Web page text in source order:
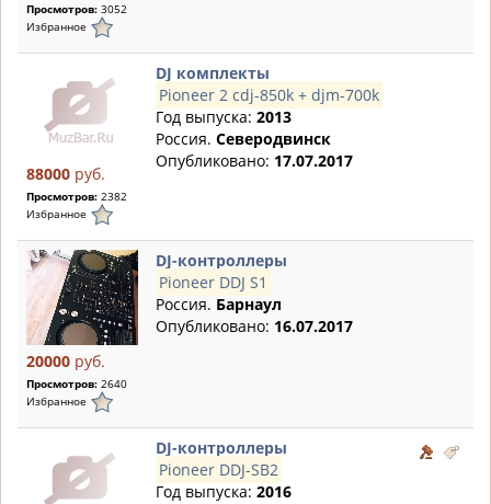
Просмотров: 3052
Избранное
88000 руб.
Просмотров: 2382
Избранное
DJ комплекты
Pioneer 2 cdj-850k + djm-700k
Год выпуска: 2013
Россия. Северодвинск
Опубликовано: 17.07.2017
20000 руб.
Просмотров: 2640
Избранное
DJ-контроллеры
Pioneer DDJ S1
Россия. Барнаул
Опубликовано: 16.07.2017
DJ-контроллеры
Pioneer DDJ-SB2
Год выпуска: 2016